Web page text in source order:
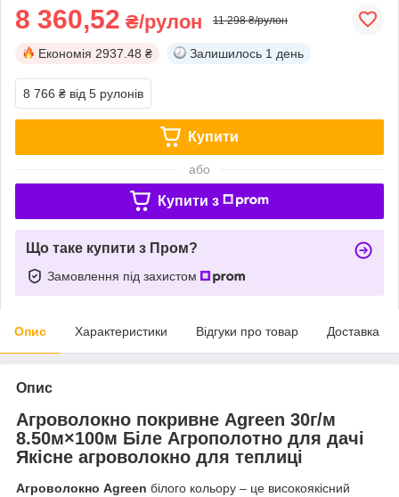
8 360,52 ₴/рулон 11 298 ₴/рулон
Економія 2937.48 ₴ Залишилось 1 день
8 766 ₴ від 5 рулонів
Купити
або
Купити з
Що таке купити з Пром?
Замовлення під захистом
Опис Характеристики Відгуки про товар Доставка
Опис
Агроволокно покривне Agreen 30г/м
8.50м×100м Біле Агрополотно для дачі
Якісне агроволокно для теплиці
Агроволокно Agreen білого кольору – це високоякісний